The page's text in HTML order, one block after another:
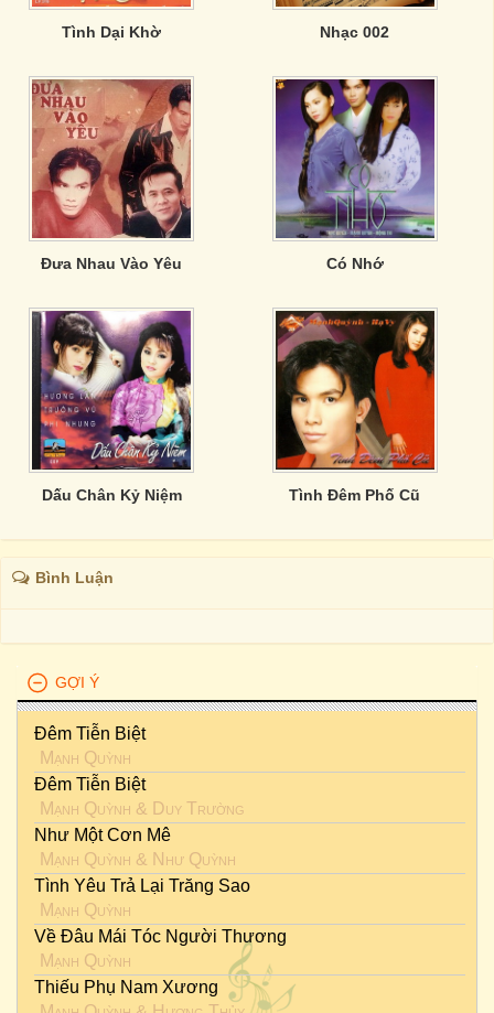
Tình Dại Khờ Nhạc 002
Đưa Nhau Vào Yêu Có Nhớ
Dấu Chân Kỷ Niệm Tình Đêm Phố Cũ
Bình Luận
GỢI Ý
Đêm Tiễn Biệt
Mạnh Quỳnh
Đêm Tiễn Biệt
Mạnh Quỳnh & Duy Trường
Như Một Cơn Mê
Mạnh Quỳnh & Như Quỳnh
Tình Yêu Trả Lại Trăng Sao
Mạnh Quỳnh
Về Đâu Mái Tóc Người Thương
Mạnh Quỳnh
Thiếu Phụ Nam Xương